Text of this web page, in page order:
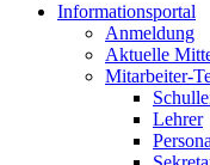
Informationsportal
Anmeldung
Aktuelle
Mitarbeiter-
Lehrer